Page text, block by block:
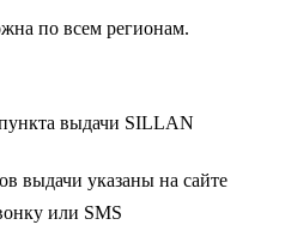
по всем регионам.
выдачи SILLAN
выдачи указаны на сайте
или SMS